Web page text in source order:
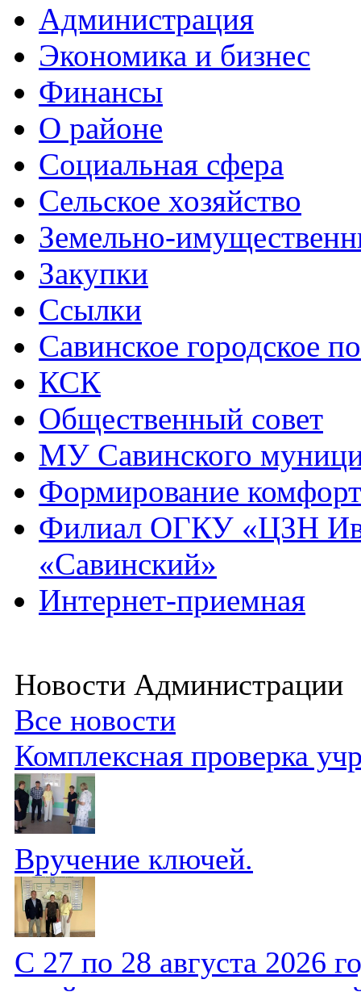
Администрация
Экономика и бизнес
Финансы
О районе
Социальная сфера
Сельское хозяйство
Земельно-
Закупки
Ссылки
Савинское городское
КСК
Общественный совет
МУ Савинского
Формирование
Филиал ОГКУ «ЦЗН
«Савинский»
Интернет-приемная
Новости Администрации
Все новости
Комплексная проверка
Вручение ключей.
С 27 по 28 августа 2026